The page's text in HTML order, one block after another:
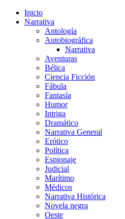
Inicio
Narrativa
Antología
Autobiográfica
Narrativa
Aventuras
Bélica
Ciencia Ficción
Fábula
Fantasía
Humor
Intriga
Dramático
Narrativa General
Erótico
Política
Espionaje
Judicial
Marítimo
Médicos
Narrativa Histórica
Novela negra
Oeste